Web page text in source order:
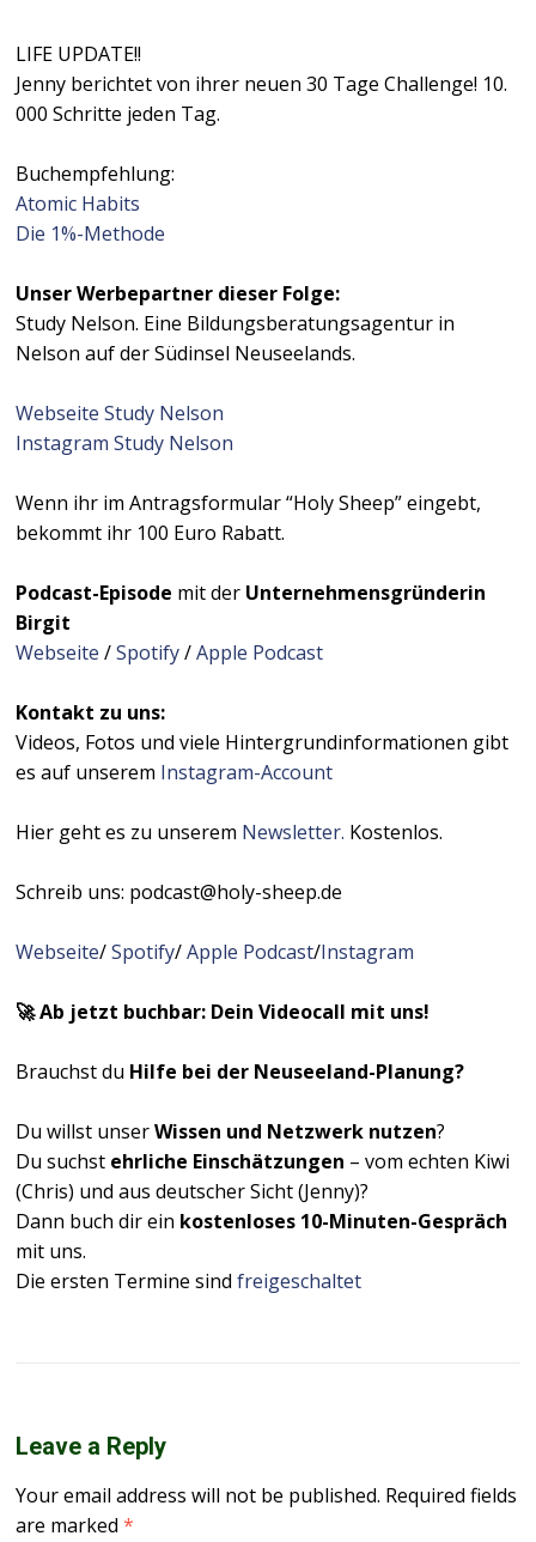
LIFE UPDATE!!
Jenny berichtet von ihrer neuen 30 Tage Challenge! 10.
000 Schritte jeden Tag.
Buchempfehlung:
Atomic Habits
Die 1%-Methode
Unser Werbepartner dieser Folge:
Study Nelson. Eine Bildungsberatungsagentur in
Nelson auf der Südinsel Neuseelands.
Webseite Study Nelson
Instagram Study Nelson
Wenn ihr im Antragsformular “Holy Sheep” eingebt,
bekommt ihr 100 Euro Rabatt.
Podcast-Episode mit der Unternehmensgründerin
Birgit
Webseite /Spotify/Apple Podcast
Kontakt zu uns:
Videos, Fotos und viele Hintergrundinformationen gibt
es auf unserem Instagram-Account
Hier geht es zu unserem Newsletter. Kostenlos.
Schreib uns: podcast@holy-sheep.de
Webseite/Spotify/Apple Podcast/Instagram
🚀 Ab jetzt buchbar: Dein Videocall mit uns!
Brauchst du Hilfe bei der Neuseeland-Planung?
Du willst unserWissen und Netzwerk nutzen?
Du suchst ehrliche Einschätzungen – vom echten Kiwi
(Chris) und aus deutscher Sicht (Jenny)?
Dann buch dir ein kostenloses 10-Minuten-Gespräch
mit uns.
Die ersten Termine sindfreigeschaltet
Leave a Reply
Your email address will not be published. Required fields
are marked*